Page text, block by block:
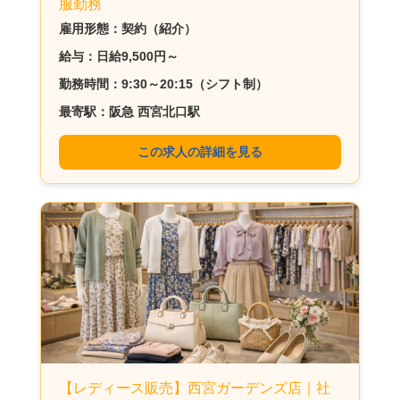
服勤務
雇用形態：契約（紹介）
給与：日給9,500円～
勤務時間：9:30～20:15（シフト制）
最寄駅：阪急 西宮北口駅
この求人の詳細を見る
【レディース販売】西宮ガーデンズ店｜社